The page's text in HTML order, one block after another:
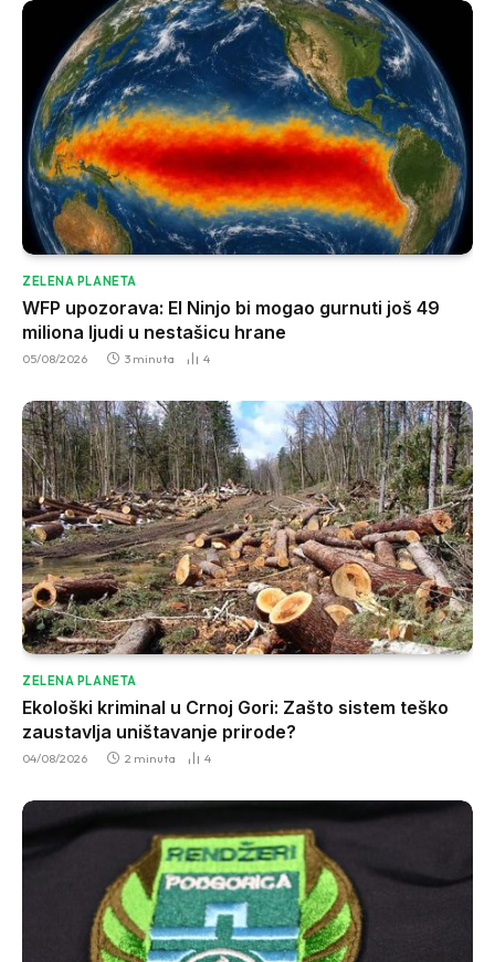
ZELENA PLANETA
WFP upozorava: El Ninjo bi mogao gurnuti još 49
miliona ljudi u nestašicu hrane
05/08/2026 3 minuta 4
ZELENA PLANETA
Ekološki kriminal u Crnoj Gori: Zašto sistem teško
zaustavlja uništavanje prirode?
04/08/2026 2 minuta 4